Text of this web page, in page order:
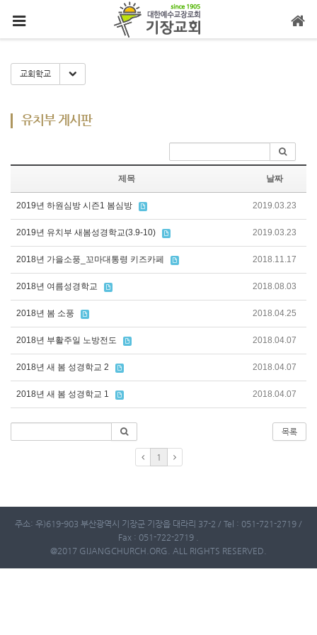
교회학교 Toggle Dropdown
유치부 게시판
제목 날짜
2019년 하원심방 시즌1 봄심방 2019.03.23
2019년 유치부 새봄성경학교(3.9-10) 2019.03.23
2018년 가을소풍_꼬마대통령 키즈카페 2018.11.17
2018년 여름성경학교 2018.08.03
2018년 봄 소풍 2018.04.25
2018년 부활주일 노방전도 2018.04.07
2018년 새 봄 성경학교 2 2018.04.07
2018년 새 봄 성경학교 1 2018.04.07
목록
1
주소: 우)619-903 부산광역시 기장군 기장읍 대라리 37-2 / Tel : 051-721-2719 /
Fax : 051-722-2719 .
@2017 GIJANGCHURCH.ORG. ALL RIGHTS RESERVED.